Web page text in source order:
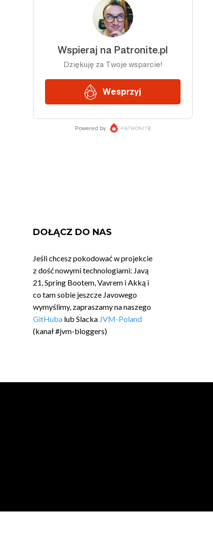
DOŁĄCZ DO NAS
Jeśli chcesz pokodować w projekcie
z dość nowymi technologiami: Javą
21, Spring Bootem, Vavrem i Akką i
co tam sobie jeszcze Javowego
wymyślimy, zapraszamy na naszego
GitHuba lub Slacka JVM-Poland
(kanał #jvm-bloggers)